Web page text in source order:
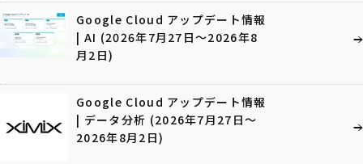
Google Cloud アップデート情報
| AI (2026年7月27日〜2026年8
月2日)
Google Cloud アップデート情報
| データ分析 (2026年7月27日〜
2026年8月2日)